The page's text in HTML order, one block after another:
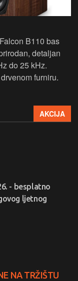
B110 bas
detaljan
do 25 kHz.
furniru.
AKCIJA
- besplatno
ljetnog
NA TRŽIŠTU